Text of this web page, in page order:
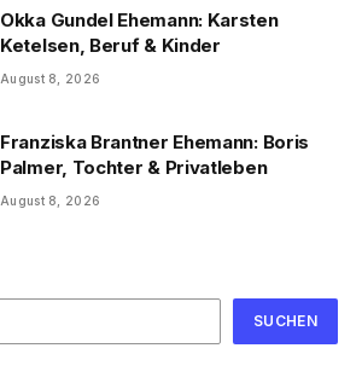
Okka Gundel Ehemann: Karsten
Ketelsen, Beruf & Kinder
August 8, 2026
Franziska Brantner Ehemann: Boris
Palmer, Tochter & Privatleben
August 8, 2026
SUCHEN